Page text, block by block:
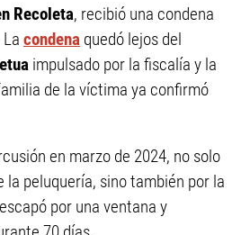
Recoleta, recibió una condena
La condena quedó lejos del
impulsado por la fiscalía y la
de la víctima ya confirmó
en marzo de 2024, no solo
la peluquería, sino también por la
por una ventana y